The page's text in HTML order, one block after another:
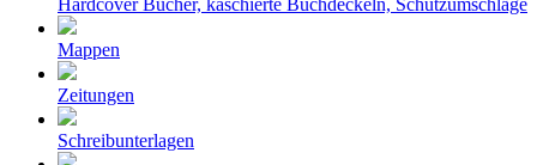
Mappen
Zeitungen
Schreibunterlagen